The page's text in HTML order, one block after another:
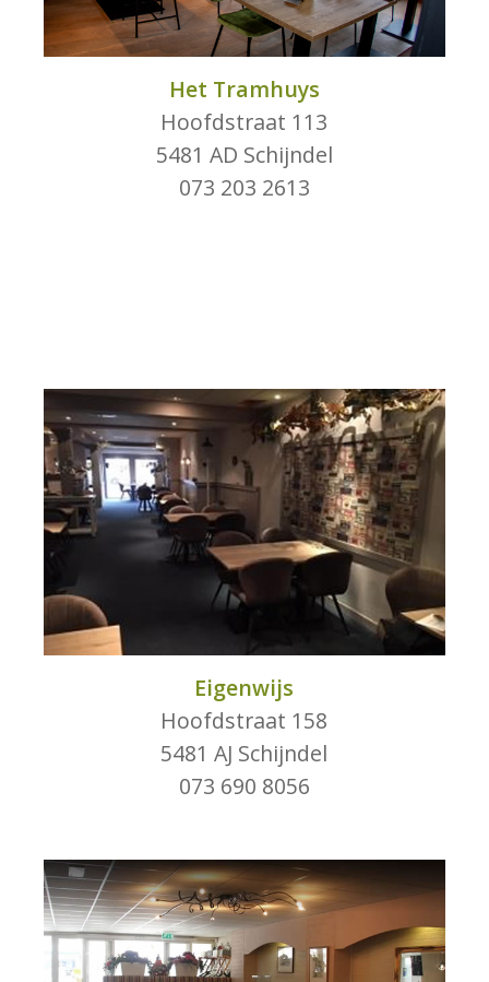
Het Tramhuys
Hoofdstraat 113
5481 AD Schijndel
073 203 2613
Eigenwijs
Hoofdstraat 158
5481 AJ Schijndel
073 690 8056